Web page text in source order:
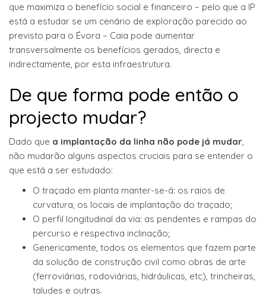
que maximiza o benefício social e financeiro – pelo que a IP
está a estudar se um cenário de exploração parecido ao
previsto para o Évora – Caia pode aumentar
transversalmente os benefícios gerados, directa e
indirectamente, por esta infraestrutura.
De que forma pode então o
projecto mudar?
Dado que a implantação da linha não pode já mudar
não mudarão alguns aspectos cruciais para se entender o
que está a ser estudado:
O traçado em planta manter-se-á: os raios de
curvatura, os locais de implantação do traçado;
O perfil longitudinal da via: as pendentes e rampas do
percurso e respectiva inclinação;
Genericamente, todos os elementos que fazem parte
da solução de construção civil como obras de arte
(ferroviárias, rodoviárias, hidráulicas, etc), trincheiras,
taludes e outras.